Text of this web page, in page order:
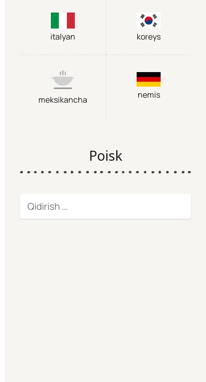
italyan koreys
meksikancha nemis
Poisk